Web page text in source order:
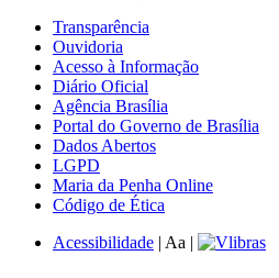
Transparência
Ouvidoria
Acesso à Informação
Diário Oficial
Agência Brasília
Portal do Governo de Brasília
Dados Abertos
LGPD
Maria da Penha Online
Código de Ética
Acessibilidade | Aa |